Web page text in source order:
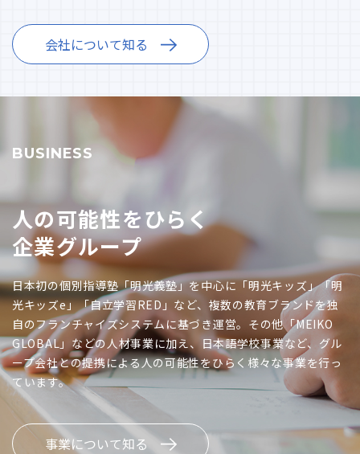
会社について知る
BUSINESS
人の可能性をひらく
企業グループ
日本初の個別指導塾「明光義塾」を中心に「明光キッズ」「明
光キッズe」「自立学習RED」など、複数の教育ブランドを独
自のフランチャイズシステムに基づき運営。その他「MEIKO
GLOBAL」などの人材事業に加え、日本語学校事業など、グル
ープ会社との提携による人の可能性をひらく様々な事業を行っ
ています。
事業について知る